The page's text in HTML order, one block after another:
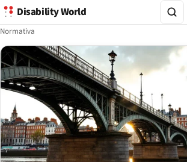
Disability World
Normativa